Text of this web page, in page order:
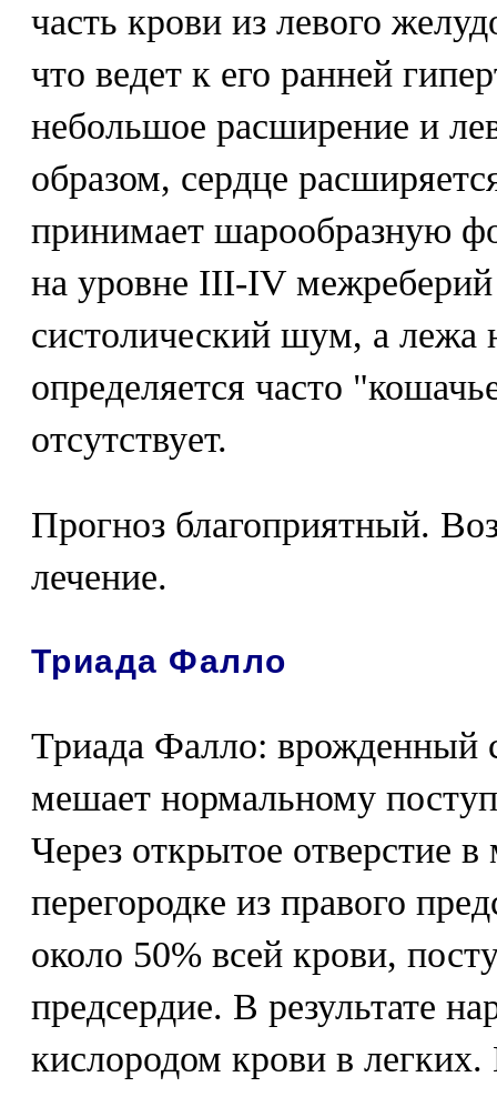
часть крови из левого
что ведет к его ранней
небольшое расширение и
образом, сердце
принимает шарообразную
на уровне III-IV
систолический шум, а лежа
определяется часто
отсутствует.
Прогноз благоприятный.
лечение.
Триада Фалло
Триада Фалло: врожденный
мешает нормальному
Через открытое отверстие
перегородке из правого
около 50% всей крови,
предсердие. В результате
кислородом крови в